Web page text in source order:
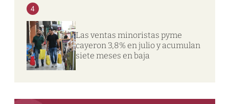
4
Las ventas minoristas pyme
cayeron 3,8% en julio y acumulan
siete meses en baja